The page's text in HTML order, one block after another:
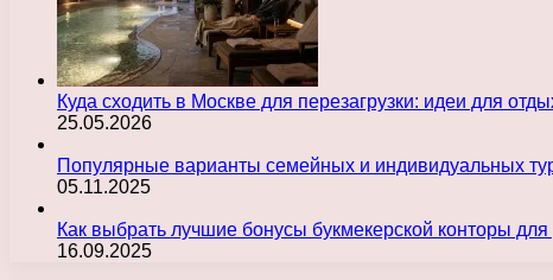
Куда сходить в Москве для перезагрузки: идеи для
25.05.2026
Популярные варианты семейных и индивидуальных
05.11.2025
Как выбрать лучшие бонусы букмекерской конторы
16.09.2025